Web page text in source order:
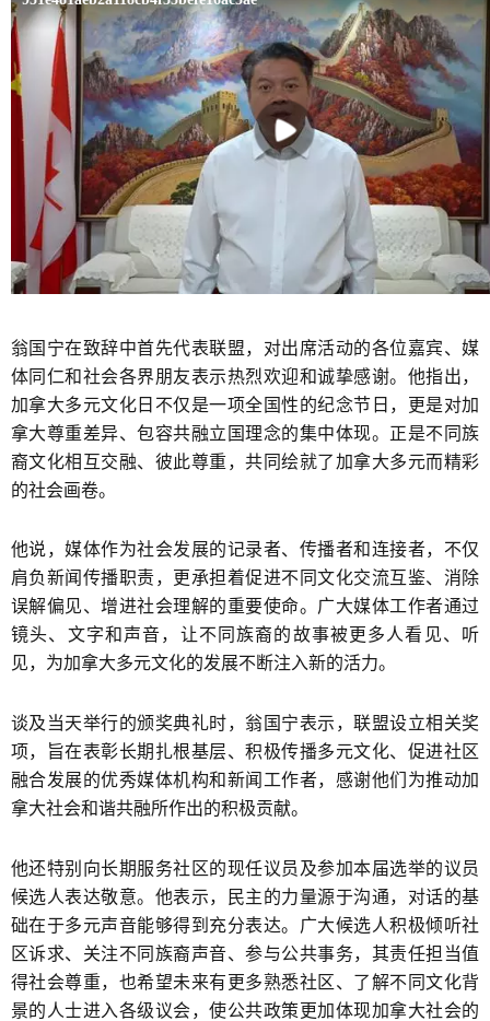
翁国宁在致辞中首先代表联盟，对出席活动的各位嘉宾、媒
体同仁和社会各界朋友表示热烈欢迎和诚挚感谢。他指出，
加拿大多元文化日不仅是一项全国性的纪念节日，更是对加
拿大尊重差异、包容共融立国理念的集中体现。正是不同族
裔文化相互交融、彼此尊重，共同绘就了加拿大多元而精彩
的社会画卷。
他说，媒体作为社会发展的记录者、传播者和连接者，不仅
肩负新闻传播职责，更承担着促进不同文化交流互鉴、消除
误解偏见、增进社会理解的重要使命。广大媒体工作者通过
镜头、文字和声音，让不同族裔的故事被更多人看见、听
见，为加拿大多元文化的发展不断注入新的活力。
谈及当天举行的颁奖典礼时，翁国宁表示，联盟设立相关奖
项，旨在表彰长期扎根基层、积极传播多元文化、促进社区
融合发展的优秀媒体机构和新闻工作者，感谢他们为推动加
拿大社会和谐共融所作出的积极贡献。
他还特别向长期服务社区的现任议员及参加本届选举的议员
候选人表达敬意。他表示，民主的力量源于沟通，对话的基
础在于多元声音能够得到充分表达。广大候选人积极倾听社
区诉求、关注不同族裔声音、参与公共事务，其责任担当值
得社会尊重，也希望未来有更多熟悉社区、了解不同文化背
景的人士进入各级议会，使公共政策更加体现加拿大社会的